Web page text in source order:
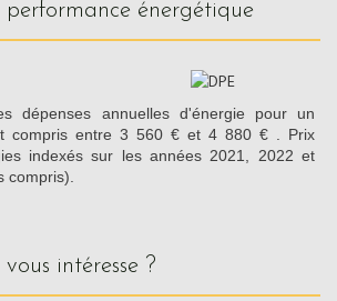
performance énergétique
dépenses annuelles d'énergie pour un
compris entre 3 560 € et 4 880 € . Prix
indexés sur les années 2021, 2022 et
compris).
vous intéresse ?